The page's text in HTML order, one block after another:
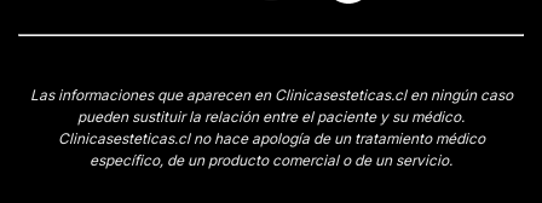
Las informaciones que aparecen en Clinicasesteticas.cl en ningún caso
pueden sustituir la relación entre el paciente y su médico.
Clinicasesteticas.cl no hace apología de un tratamiento médico
específico, de un producto comercial o de un servicio.